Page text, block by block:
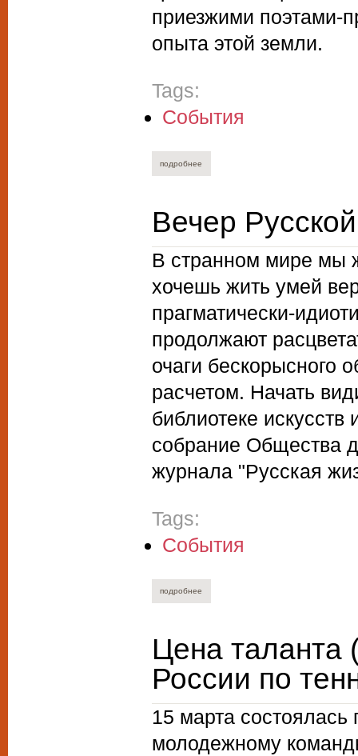
приезжими поэтами-
опыта этой земли.
Tags:
События
подробнее
Вечер
В странном мире мы
хочешь жить умей
прагматически-
продолжают
очаги бескорысного
расчетом. Начать
библиотеке
собрание Общества
журнала "Русская
Tags:
События
подробнее
Цена таланта
России по
15 марта
молодежному